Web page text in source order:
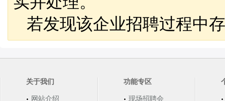
若发现该企业招聘过程中
关于我们
网站介绍
功能专区
现场招聘会